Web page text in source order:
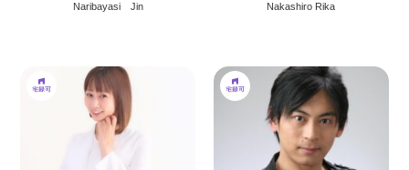
Naribayasi Jin Nakashiro Rika